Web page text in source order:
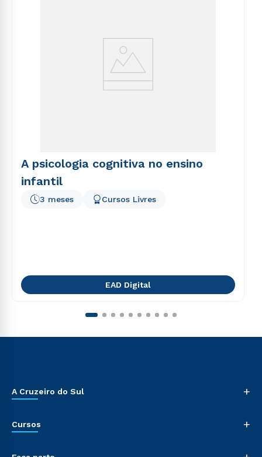
A psicologia cognitiva no ensino
infantil
3 meses Cursos Livres
EAD Digital
A Cruzeiro do Sul +
Cursos +